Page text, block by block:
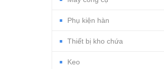
Phụ kiện hàn
Thiết bị kho chứa
Keo